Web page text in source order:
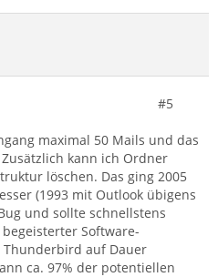
#5
maximal 50 Mails und das
kann ich Ordner
löschen. Das ging 2005
(1993 mit Outlook übigens
und sollte schnellstens
Software-
auf Dauer
ca. 97% der potentiellen